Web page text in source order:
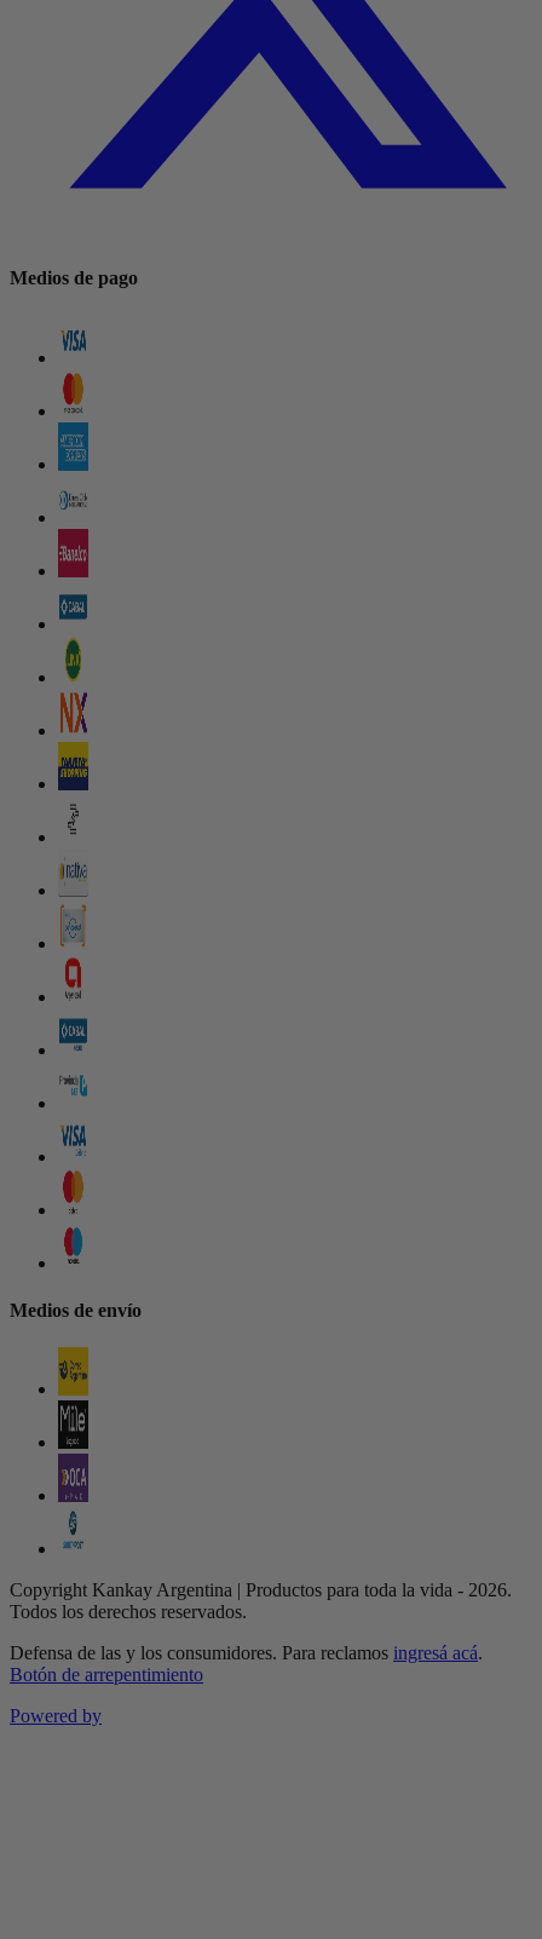
Medios de pago
Medios de envío
Copyright Kankay Argentina | Productos para toda la vida - 2026.
Todos los derechos reservados.
Defensa de las y los consumidores. Para reclamos ingresá acá.
Botón de arrepentimiento
Powered by